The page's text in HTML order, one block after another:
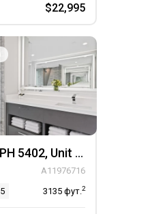
$22,995
851 NE 1st Ave PH 5402, Unit PH 5402
A11976716
5 3135 фут.2